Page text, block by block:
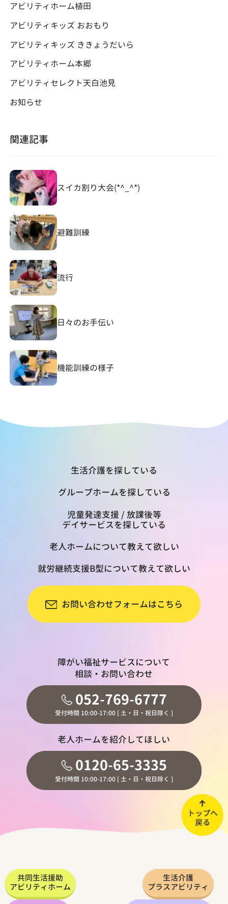
アビリティホーム植田
アビリティキッズ おおもり
アビリティキッズ ききょうだいら
アビリティホーム本郷
アビリティセレクト天白池見
お知らせ
関連記事
スイカ割り大会(*^_^*)
避難訓練
流行
日々のお手伝い
機能訓練の様子
生活介護を探している
グループホームを探している
児童発達支援 / 放課後等
デイサービスを探している
老人ホームについて教えて欲しい
就労継続支援B型について教えて欲しい
お問い合わせフォームはこちら
障がい福祉サービスについて
相談・お問い合わせ
052-769-6777
受付時間 10:00-17:00 [ 土・日・祝日除く ]
老人ホームを紹介してほしい
0120-65-3335
受付時間 10:00-17:00 [ 土・日・祝日除く ]
共同生活援助
アビリティホーム
生活介護
プラスアビリティ